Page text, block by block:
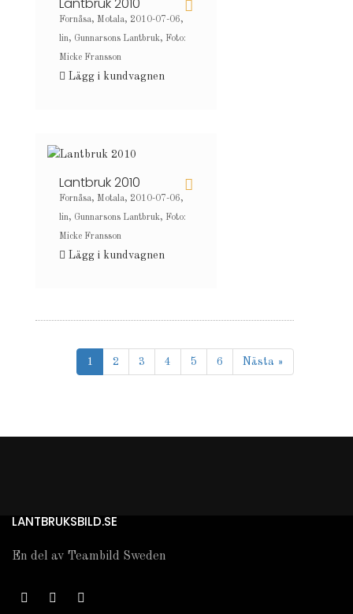
Fornåsa, Motala, 2010-07-06,
lin, Gunnarsons Lantbruk, Foto:
Micke Fransson
Lägg i kundvagnen
Lantbruk 2010
Fornåsa, Motala, 2010-07-06,
lin, Gunnarsons Lantbruk, Foto:
Micke Fransson
Lägg i kundvagnen
1 2 3 4 5 6 Nästa »
LANTBRUKSBILD.SE
En del av Teambild Sweden